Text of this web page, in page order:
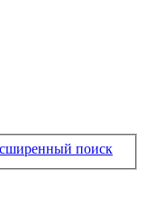
поиск